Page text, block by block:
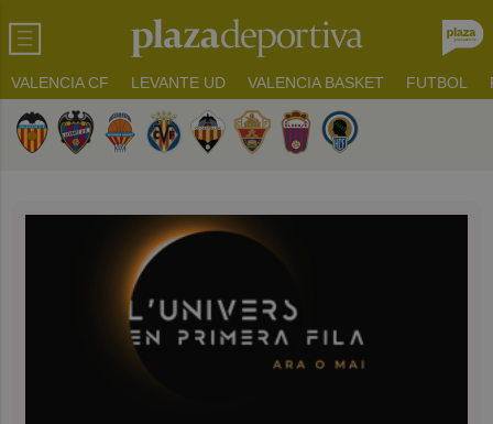
VALENCIA CF LEVANTE UD VALENCIA BASKET FUTBOL